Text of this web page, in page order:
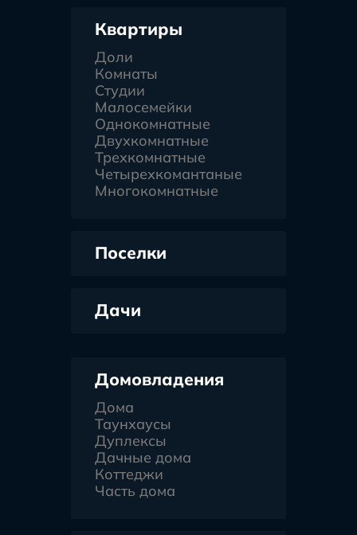
Квартиры
Доли
Комнаты
Студии
Малосемейки
Однокомнатные
Двухкомнатные
Трехкомнатные
Четырехкомантаные
Многокомнатные
Поселки
Дачи
Домовладения
Дома
Таунхаусы
Дуплексы
Дачные дома
Коттеджи
Часть дома